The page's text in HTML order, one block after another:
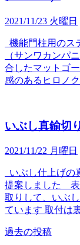
2021/11/23 火曜日
機能門柱用のス
（サンワカンパ
合したマットゴ
感のあるヒロノ
いぶし真鍮切
2021/11/22 月曜日
いぶし仕上げの
提案しました 表
取りして、いぶ
ています 取付は
投
過去の投稿